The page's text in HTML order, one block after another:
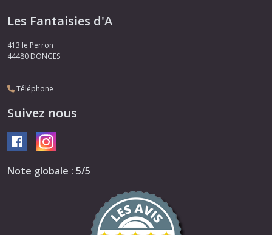
Les Fantaisies d'A
413 le Perron
44480 DONGES
Téléphone
Suivez nous
Note globale : 5/5